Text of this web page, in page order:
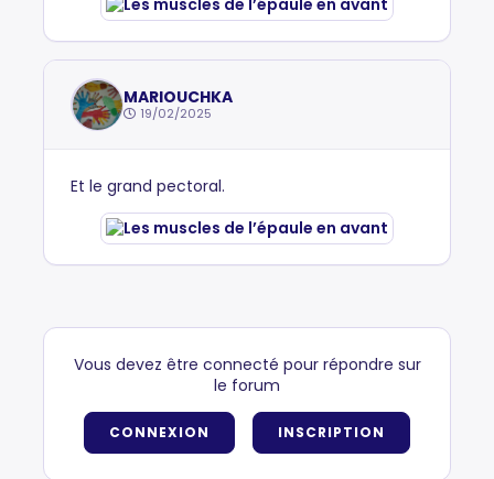
MARIOUCHKA
19/02/2025
Et le grand pectoral.
Vous devez être connecté pour répondre sur
le forum
CONNEXION INSCRIPTION